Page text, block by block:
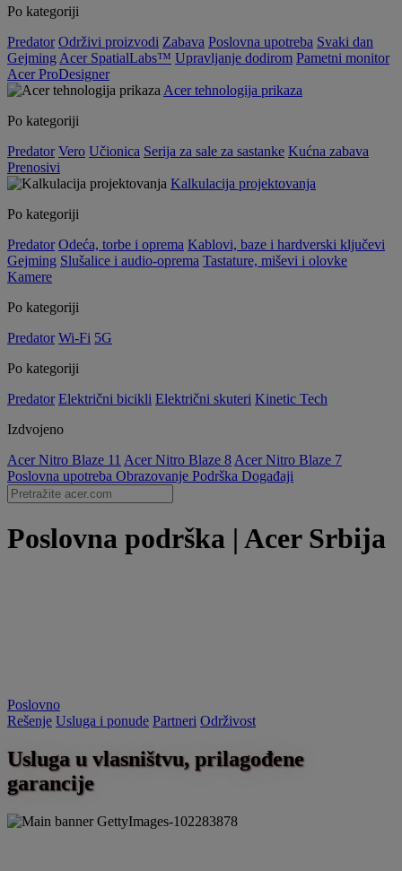
Po kategoriji
Predator Održivi proizvodi Zabava Poslovna upotreba Svaki dan
Gejming Acer SpatialLabs™ Upravljanje dodirom Pametni monitor
Acer ProDesigner
Acer tehnologija prikaza
Po kategoriji
Predator Vero Učionica Serija za sale za sastanke Kućna zabava
Prenosivi
Kalkulacija projektovanja
Po kategoriji
Predator Odeća, torbe i oprema Kablovi, baze i hardverski ključevi
Gejming Slušalice i audio-oprema Tastature, miševi i olovke
Kamere
Po kategoriji
Predator Wi-Fi 5G
Po kategoriji
Predator Električni bicikli Električni skuteri Kinetic Tech
Izdvojeno
Acer Nitro Blaze 11 Acer Nitro Blaze 8 Acer Nitro Blaze 7
Poslovna upotreba Obrazovanje Podrška Događaji
Poslovna podrška | Acer Srbija
Poslovno
Rešenje Usluga i ponude Partneri Održivost
Usluga u vlasništvu, prilagođene
garancije